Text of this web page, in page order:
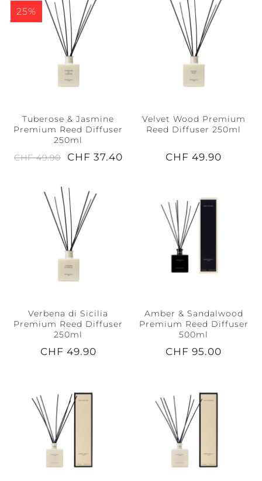
25%
Tuberose & Jasmine
Premium Reed Diffuser
250ml
CHF 49.90
CHF 37.40
Velvet Wood Premium
Reed Diffuser 250ml
CHF 49.90
Verbena di Sicilia
Premium Reed Diffuser
250ml
CHF 49.90
Amber & Sandalwood
Premium Reed Diffuser
500ml
CHF 95.00